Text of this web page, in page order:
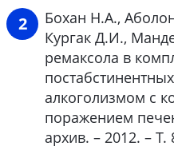
Бохан Н.А.,
Кургак Д.И.,
ремаксола в
алкоголизмом с
поражением
архив. – 2012. –